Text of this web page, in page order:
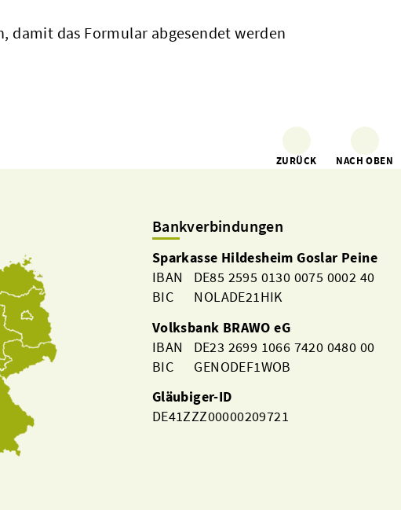
damit das Formular abgesendet werden
ZURÜCK NACH OBEN
Bankverbindungen
Sparkasse Hildesheim Goslar Peine
IBAN DE85 2595 0130 0075 0002 40
BIC NOLADE21HIK
Volksbank BRAWO eG
IBAN DE23 2699 1066 7420 0480 00
BIC GENODEF1WOB
Gläubiger-ID
DE41ZZZ00000209721